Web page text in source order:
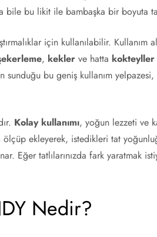
bile bu likit ile bambaşka bir boyuta
için kullanılabilir. Kullanım
, kekler ve hatta kokteyller
sunduğu bu geniş kullanım
Kolay kullanımı, yoğun lezzeti ve
ölçüp ekleyerek, istedikleri tat
Eğer tatlılarınızda fark yaratmak
Nedir?